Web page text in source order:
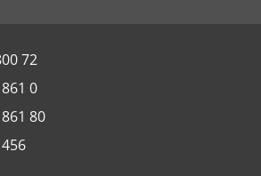
72
0
80